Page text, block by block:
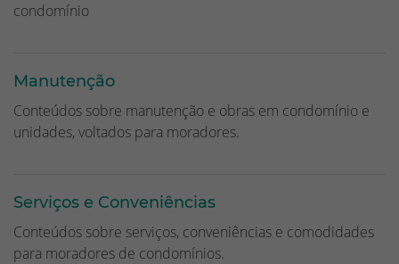
condomínio
Manutenção
Conteúdos sobre manutenção e obras em condomínio e
unidades, voltados para moradores.
Serviços e Conveniências
Conteúdos sobre serviços, conveniências e comodidades
para moradores de condomínios.